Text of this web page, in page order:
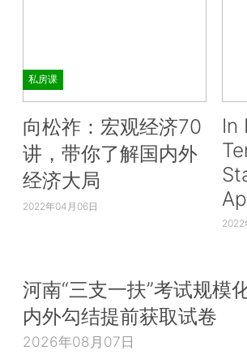
私房课
向松祚：宏观经济70
讲，带你了解国内外
经济大局
2022年04月06日
In
2022
河南“三支一扶”考试规模
内外勾结提前获取试卷
2026年08月07日